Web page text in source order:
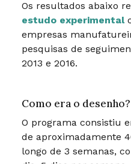
Os resultados abaixo
estudo experimental
empresas
pesquisas de
2013 e 2016.
Como era o desenho?
O programa consistiu
de aproximadamente
longo de 3 semanas,